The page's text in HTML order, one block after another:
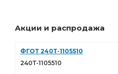
Акции и распродажа
ФГОТ 240Т-1105510
240Т-1105510